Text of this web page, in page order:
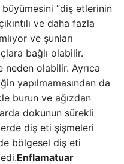
“diş etlerinin
ve daha fazla
ve şunları
bağlı olabilir.
neden olabilir. Ayrıca
yapılmamasından da
burun ve ağızdan
dokunun sürekli
diş eti şişmeleri
bölgesel diş eti
Enflamatuar